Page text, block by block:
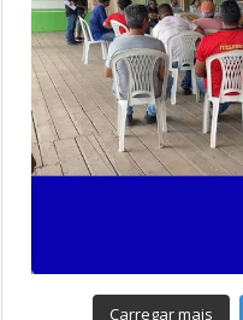
Carregar mais